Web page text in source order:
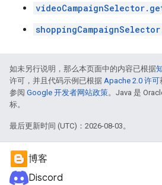
如未另行说明，那么本页面中的内容已根据
许可，并且代码示例已根据 Apache 2.0 许可
参阅 Google 开发者网站政策。Java 是
标。
最后更新时间 (UTC)：2026-08-03。
博客
Discord